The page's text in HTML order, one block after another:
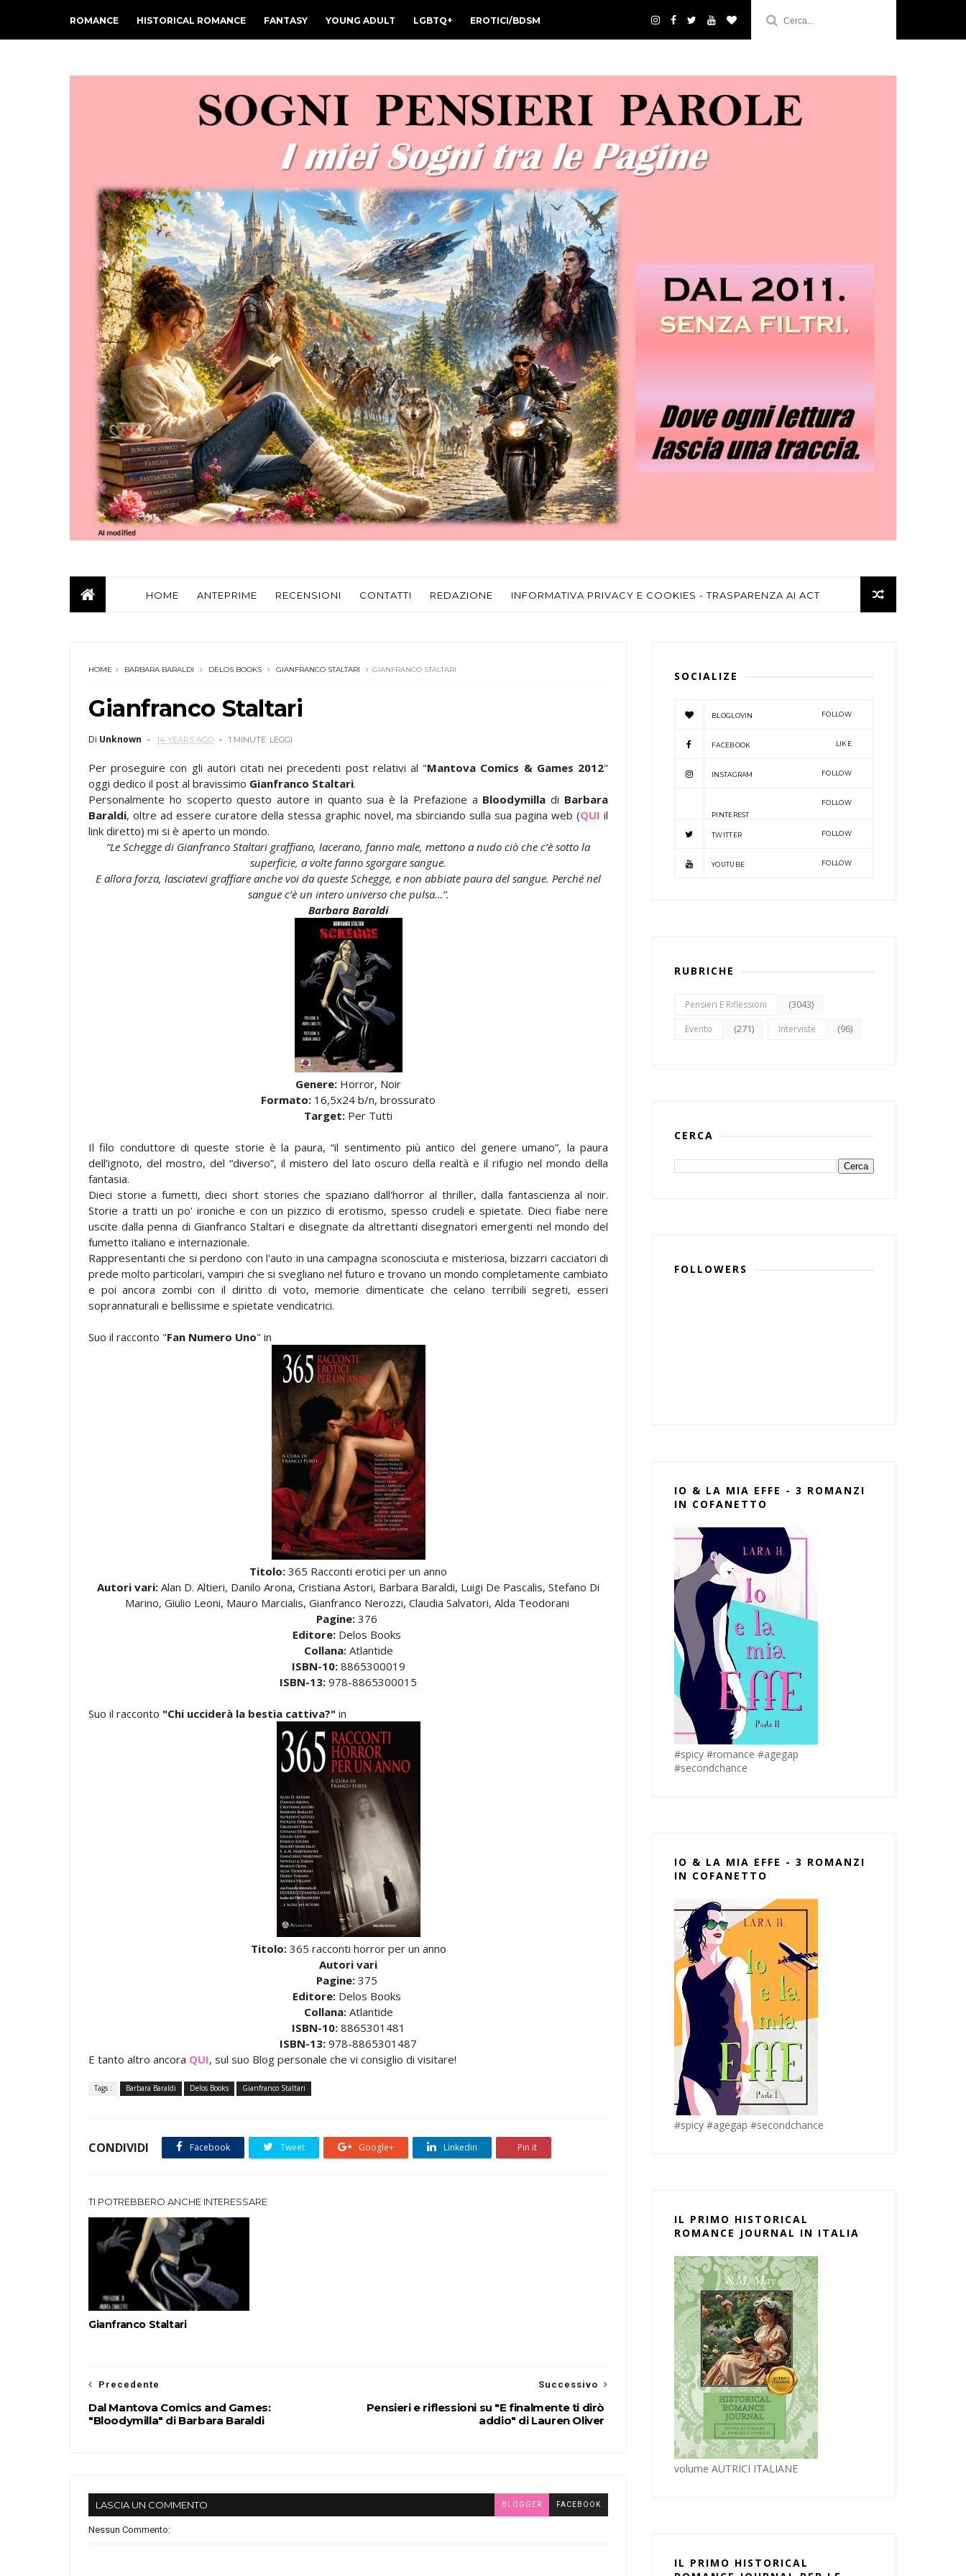
ROMANCE HISTORICAL ROMANCE FANTASY YOUNG ADULT LGBTQ+ EROTICI/BDSM
HOME ANTEPRIME RECENSIONI CONTATTI REDAZIONE INFORMATIVA PRIVACY E COOKIES - TRASPARENZA AI ACT
HOME BARBARA BARALDI DELOS BOOKS GIANFRANCO STALTARI GIANFRANCO STALTARI
Gianfranco Staltari
Di Unknown 14 YEARS AGO 1 MINUTE LEGGI
Per proseguire con gli autori citati nei precedenti post relativi al "Mantova Comics & Games 2012"
oggi dedico il post al bravissimo Gianfranco Staltari.
Personalmente ho scoperto questo autore in quanto sua è la Prefazione a Bloodymilla di Barbara
Baraldi, oltre ad essere curatore della stessa graphic novel, ma sbirciando sulla sua pagina web (QUI il
link diretto) mi si è aperto un mondo.
“Le Schegge di Gianfranco Staltari graffiano, lacerano, fanno male, mettono a nudo ciò che c’è sotto la
superficie, a volte fanno sgorgare sangue.
E allora forza, lasciatevi graffiare anche voi da queste Schegge, e non abbiate paura del sangue. Perché nel
sangue c’è un intero universo che pulsa…”.
Barbara Baraldi
Genere: Horror, Noir
Formato: 16,5x24 b/n, brossurato
Target: Per Tutti
Il filo conduttore di queste storie è la paura, “il sentimento più antico del genere umano”, la paura
dell’ignoto, del mostro, del “diverso”, il mistero del lato oscuro della realtà e il rifugio nel mondo della
fantasia.
Dieci storie a fumetti, dieci short stories che spaziano dall'horror al thriller, dalla fantascienza al noir.
Storie a tratti un po' ironiche e con un pizzico di erotismo, spesso crudeli e spietate. Dieci fiabe nere
uscite dalla penna di Gianfranco Staltari e disegnate da altrettanti disegnatori emergenti nel mondo del
fumetto italiano e internazionale.
Rappresentanti che si perdono con l'auto in una campagna sconosciuta e misteriosa, bizzarri cacciatori di
prede molto particolari, vampiri che si svegliano nel futuro e trovano un mondo completamente cambiato
e poi ancora zombi con il diritto di voto, memorie dimenticate che celano terribili segreti, esseri
soprannaturali e bellissime e spietate vendicatrici.
Suo il racconto "Fan Numero Uno" in
Titolo: 365 Racconti erotici per un anno
Autori vari: Alan D. Altieri, Danilo Arona, Cristiana Astori, Barbara Baraldi, Luigi De Pascalis, Stefano Di
Marino, Giulio Leoni, Mauro Marcialis, Gianfranco Nerozzi, Claudia Salvatori, Alda Teodorani
Pagine: 376
Editore: Delos Books
Collana:Atlantide
ISBN-10: 8865300019
ISBN-13: 978-8865300015
Suo il racconto "Chi ucciderà la bestia cattiva?" in
Titolo:365 racconti horror per un anno
Autori vari
Pagine: 375
Editore: Delos Books
Collana:Atlantide
ISBN-10:8865301481
ISBN-13: 978-8865301487
E tanto altro ancora QUI, sul suo Blog personale che vi consiglio di visitare!
Tags : Barbara Baraldi Delos Books Gianfranco Staltari
CONDIVIDI Facebook Tweet Google+ Linkedin Pin it
TI POTREBBERO ANCHE INTERESSARE
Gianfranco Staltari
Successivo
Pensieri e riflessioni su "E finalmente ti dirò
addio" di Lauren Oliver
Precedente
Dal Mantova Comics and Games:
"Bloodymilla" di Barbara Baraldi
LASCIA UN COMMENTO BLOGGER FACEBOOK
Nessun Commento:
SOCIALIZE
BLOGLOVIN FOLLOW
FACEBOOK LIKE
INSTAGRAM FOLLOW
PINTEREST
FOLLOW
TWITTER FOLLOW
YOUTUBE FOLLOW
RUBRICHE
Pensieri E Riflessioni (3043)
Evento (271) Interviste (96)
CERCA
FOLLOWERS
IO & LA MIA EFFE - 3 ROMANZI
IN COFANETTO
#spicy #romance #agegap
#secondchance
IO & LA MIA EFFE - 3 ROMANZI
IN COFANETTO
#spicy #agegap #secondchance
IL PRIMO HISTORICAL
ROMANCE JOURNAL IN ITALIA
volume AUTRICI ITALIANE
IL PRIMO HISTORICAL